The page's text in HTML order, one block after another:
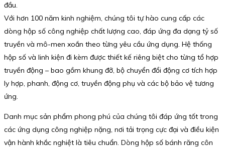
đầu.
Với hơn 100 năm kinh nghiệm, chúng tôi tự hào cung cấp các
dòng hộp số công nghiệp chất lượng cao, đáp ứng đa dạng tỷ số
truyền và mô-men xoắn theo từng yêu cầu ứng dụng. Hệ thống
hộp số và linh kiện đi kèm được thiết kế riêng biệt cho từng tổ hợp
truyền động – bao gồm khung đỡ, bộ chuyển đổi động cơ tích hợp
ly hợp, phanh, động cơ, truyền động phụ và các bộ bảo vệ tương
ứng.
Danh mục sản phẩm phong phú của chúng tôi đáp ứng tốt trong
các ứng dụng công nghiệp nặng, nơi tải trọng cực đại và điều kiện
vận hành khắc nghiệt là tiêu chuẩn. Dòng hộp số bánh răng côn